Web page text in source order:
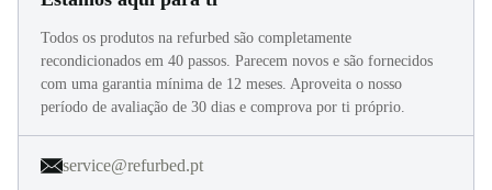
Todos os produtos na refurbed são completamente
recondicionados em 40 passos. Parecem novos e são fornecidos
com uma garantia mínima de 12 meses. Aproveita o nosso
período de avaliação de 30 dias e comprova por ti próprio.
service@refurbed.pt